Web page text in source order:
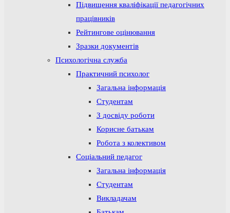
Підвищення кваліфікації педагогічних
працівників
Рейтингове оцінювання
Зразки документів
Психологічна служба
Практичний психолог
Загальна інформація
Студентам
З досвіду роботи
Корисне батькам
Робота з колективом
Соціальний педагог
Загальна інформація
Студентам
Викладачам